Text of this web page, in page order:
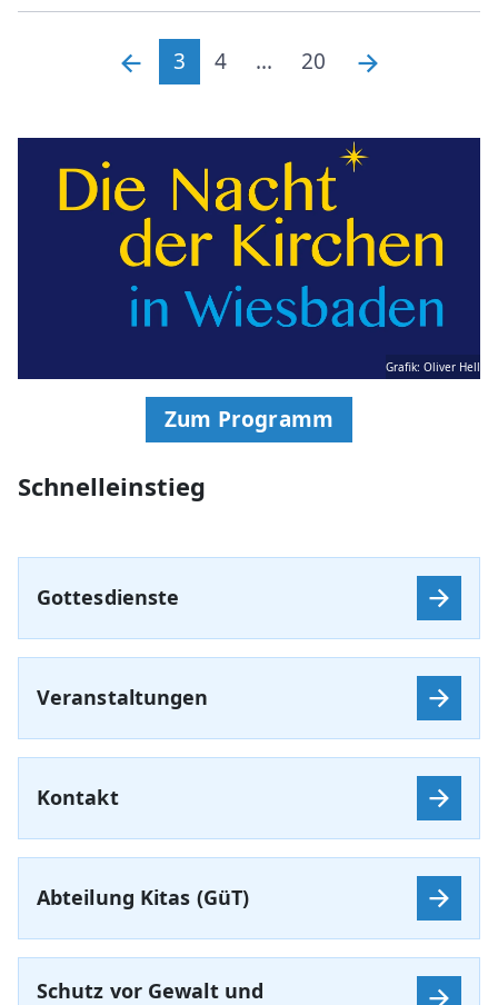
3 4 ... 20
Grafik: Oliver Hell
Zum Programm
Schnelleinstieg
Gottesdienste
Veranstaltungen
Kontakt
Abteilung Kitas (GüT)
Schutz vor Gewalt und